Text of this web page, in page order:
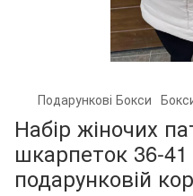
Подарункові Бокси
Набір жіночих
шкарпеток 36-
подарунковій